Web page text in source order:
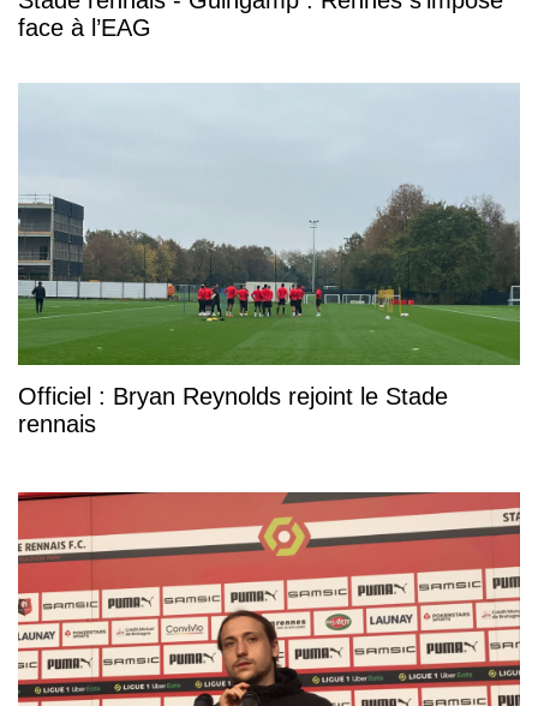
face à l’EAG
Officiel : Bryan Reynolds rejoint le Stade
rennais